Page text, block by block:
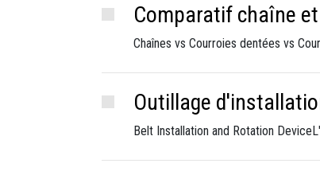
Comparatif chaîne
Chaînes vs Courroies dentées vs
Outillage
Belt Installation and Rotation